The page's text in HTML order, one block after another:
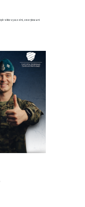
rektorzy uczelni, emerytowani